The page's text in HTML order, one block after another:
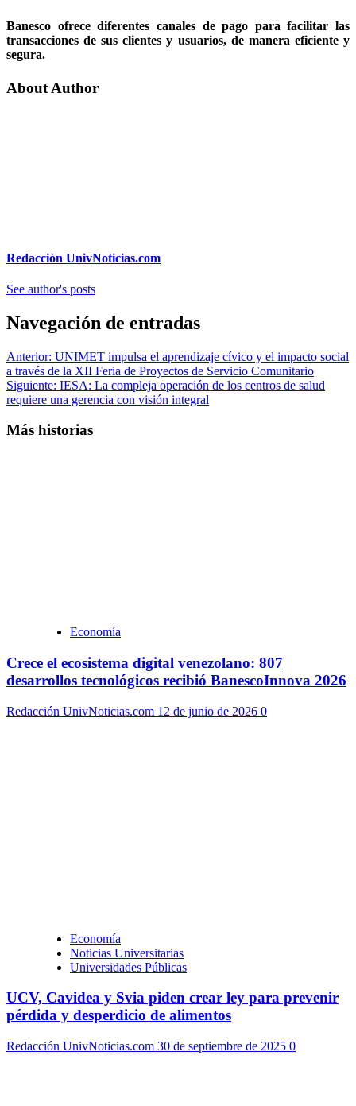
Banesco ofrece diferentes canales de pago para facilitar las
transacciones de sus clientes y usuarios, de manera eficiente y
segura.
About Author
Redacción UnivNoticias.com
See author's posts
Navegación de entradas
Anterior: UNIMET impulsa el aprendizaje cívico y el impacto social
a través de la XII Feria de Proyectos de Servicio Comunitario
Siguiente: IESA: La compleja operación de los centros de salud
requiere una gerencia con visión integral
Más historias
Economía
Crece el ecosistema digital venezolano: 807
desarrollos tecnológicos recibió BanescoInnova 2026
Redacción UnivNoticias.com 12 de junio de 2026 0
Economía
Noticias Universitarias
Universidades Públicas
UCV, Cavidea y Svia piden crear ley para prevenir
pérdida y desperdicio de alimentos
Redacción UnivNoticias.com 30 de septiembre de 2025 0